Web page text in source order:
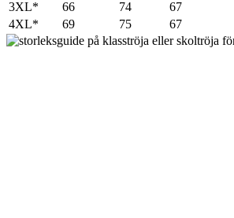
3XL* 66 74
67
4XL*
69 75 67